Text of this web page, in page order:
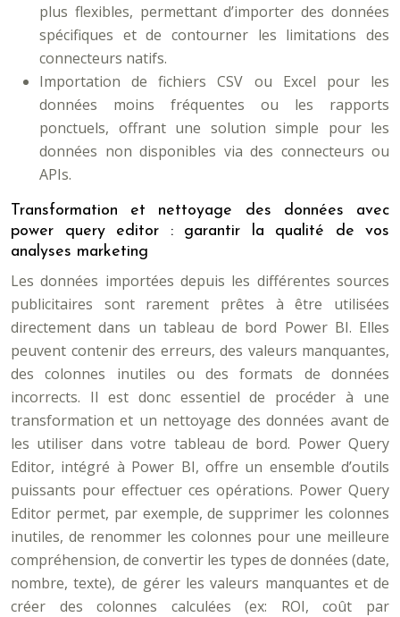
plus flexibles, permettant d’importer des données
spécifiques et de contourner les limitations des
connecteurs natifs.
Importation de fichiers CSV ou Excel pour les
données moins fréquentes ou les rapports
ponctuels, offrant une solution simple pour les
données non disponibles via des connecteurs ou
APIs.
Transformation et nettoyage des données avec
power query editor : garantir la qualité de vos
analyses marketing
Les données importées depuis les différentes sources
publicitaires sont rarement prêtes à être utilisées
directement dans un tableau de bord Power BI. Elles
peuvent contenir des erreurs, des valeurs manquantes,
des colonnes inutiles ou des formats de données
incorrects. Il est donc essentiel de procéder à une
transformation et un nettoyage des données avant de
les utiliser dans votre tableau de bord. Power Query
Editor, intégré à Power BI, offre un ensemble d’outils
puissants pour effectuer ces opérations. Power Query
Editor permet, par exemple, de supprimer les colonnes
inutiles, de renommer les colonnes pour une meilleure
compréhension, de convertir les types de données (date,
nombre, texte), de gérer les valeurs manquantes et de
créer des colonnes calculées (ex: ROI, coût par